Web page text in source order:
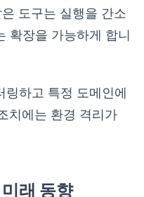
도구는 실행을 간소
확장을 가능하게 합니
링하고 특정 도메인에
치에는 환경 격리가
래 동향